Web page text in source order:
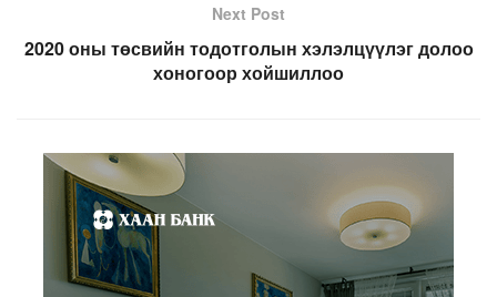
Next Post
2020 оны төсвийн тодотголын хэлэлцүүлэг долоо
хоногоор хойшиллоо